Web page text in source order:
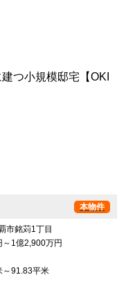
つ小規模邸宅【OKI
本物件
市銘苅1丁目
1億2,900万円
～91.83平米